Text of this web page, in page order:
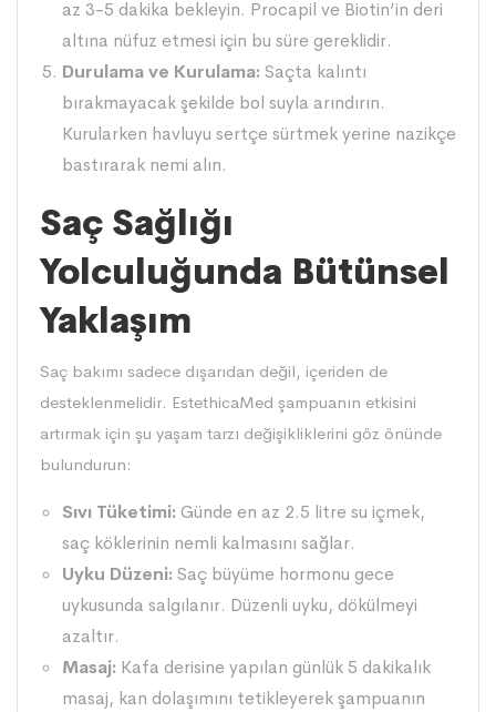
az 3-5 dakika bekleyin. Procapil ve Biotin’in deri
altına nüfuz etmesi için bu süre gereklidir.
Durulama ve Kurulama: Saçta kalıntı
bırakmayacak şekilde bol suyla arındırın.
Kurularken havluyu sertçe sürtmek yerine nazikçe
bastırarak nemi alın.
Saç Sağlığı
Yolculuğunda Bütünsel
Yaklaşım
Saç bakımı sadece dışarıdan değil, içeriden de
desteklenmelidir. EstethicaMed şampuanın etkisini
artırmak için şu yaşam tarzı değişikliklerini göz önünde
bulundurun:
Sıvı Tüketimi: Günde en az 2.5 litre su içmek,
saç köklerinin nemli kalmasını sağlar.
Uyku Düzeni: Saç büyüme hormonu gece
uykusunda salgılanır. Düzenli uyku, dökülmeyi
azaltır.
Masaj: Kafa derisine yapılan günlük 5 dakikalık
masaj, kan dolaşımını tetikleyerek şampuanın